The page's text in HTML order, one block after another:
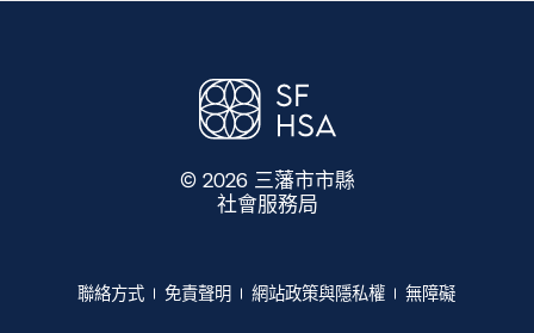
© 2026 三藩市市縣
社會服務局
聯絡方式​​ 免責聲明​​ 網站政策與隱私權​​ 無障礙​​